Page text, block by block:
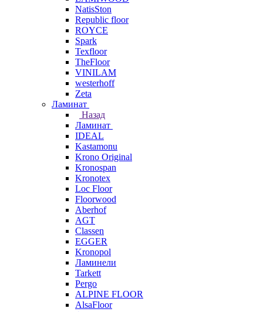
NatisSton
Republic floor
ROYCE
Spark
Texfloor
TheFloor
VINILAM
westerhoff
Zeta
Ламинат
Назад
Ламинат
IDEAL
Kastamonu
Krono Original
Kronospan
Kronotex
Loc Floor
Floorwood
Aberhof
AGT
Classen
EGGER
Kronopol
Ламинели
Tarkett
Pergo
ALPINE FLOOR
AlsaFloor